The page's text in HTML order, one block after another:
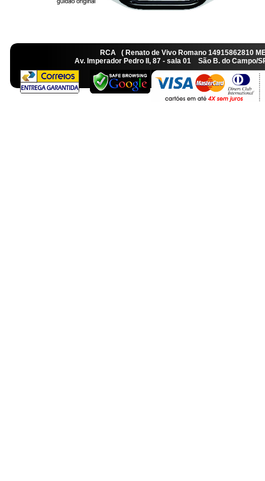
RCA ( Renato de Vivo Romano
Av. Imperador Pedro II, 87 - sala 01 São B. do